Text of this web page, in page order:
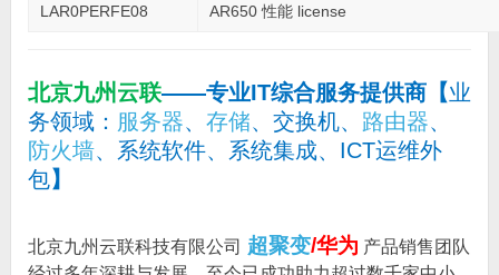
LAR0PERFE08 AR650 性能 license
北京九州云联——专业IT综合服务提供商【业
务领域： 服务器、 存储、交换机、 路由器、
防火墙、系统软件、系统集成、ICT运维外
包】
北京九州云联科技有限公司 超聚变/华为 产品销售团队